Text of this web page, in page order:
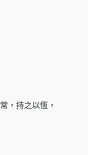
，持之以恆，